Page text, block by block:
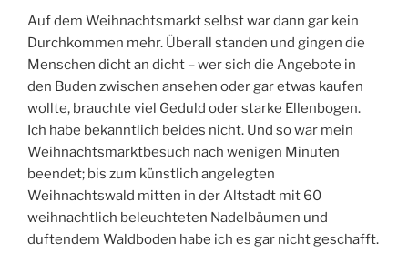
Auf dem Weihnachtsmarkt selbst war dann gar kein
Durchkommen mehr. Überall standen und gingen die
Menschen dicht an dicht – wer sich die Angebote in
den Buden zwischen ansehen oder gar etwas kaufen
wollte, brauchte viel Geduld oder starke Ellenbogen.
Ich habe bekanntlich beides nicht. Und so war mein
Weihnachtsmarktbesuch nach wenigen Minuten
beendet; bis zum künstlich angelegten
Weihnachtswald mitten in der Altstadt mit 60
weihnachtlich beleuchteten Nadelbäumen und
duftendem Waldboden habe ich es gar nicht geschafft.